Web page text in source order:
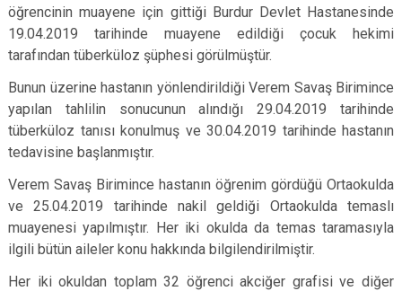
öğrencinin muayene için gittiği Burdur Devlet Hastanesinde
19.04.2019 tarihinde muayene edildiği çocuk hekimi
tarafından tüberküloz şüphesi görülmüştür.
Bunun üzerine hastanın yönlendirildiği Verem Savaş Birimince
yapılan tahlilin sonucunun alındığı 29.04.2019 tarihinde
tüberküloz tanısı konulmuş ve 30.04.2019 tarihinde hastanın
tedavisine başlanmıştır.
Verem Savaş Birimince hastanın öğrenim gördüğü Ortaokulda
ve 25.04.2019 tarihinde nakil geldiği Ortaokulda temaslı
muayenesi yapılmıştır. Her iki okulda da temas taramasıyla
ilgili bütün aileler konu hakkında bilgilendirilmiştir.
Her iki okuldan toplam 32 öğrenci akciğer grafisi ve diğer